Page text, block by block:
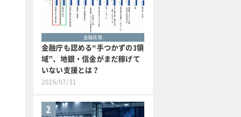
金融政策
金融庁も認める“手つかずの3領
域”、地銀・信金がまだ稼げて
いない支援とは？
2026/07/31
2